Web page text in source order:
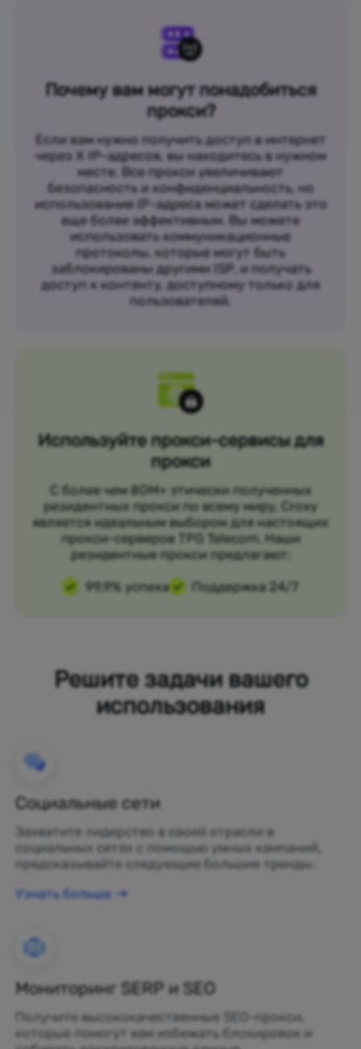
Почему вам могут понадобиться
прокси?
Если вам нужно получить доступ в интернет
через X IP-адресов, вы находитесь в нужном
месте. Все прокси увеличивают
безопасность и конфиденциальность, но
использование IP-адреса может сделать это
еще более эффективным. Вы можете
использовать коммуникационные
протоколы, которые могут быть
заблокированы другими ISP, и получать
доступ к контенту, доступному только для
пользователей.
Используйте прокси-сервисы для
прокси
С более чем 80M+ этически полученных
резидентных прокси по всему миру, Croxy
является идеальным выбором для настоящих
прокси-серверов TPG Telecom. Наши
резидентные прокси предлагают:
99,9% успеха
Поддержка 24/7
Решите задачи вашего
использования
Социальные сети
Захватите лидерство в своей отрасли в
социальных сетях с помощью умных кампаний,
предсказывайте следующие большие тренды.
Узнать больше
Мониторинг SERP и SEO
Получите высококачественные SEO-прокси,
которые помогут вам избежать блокировок и